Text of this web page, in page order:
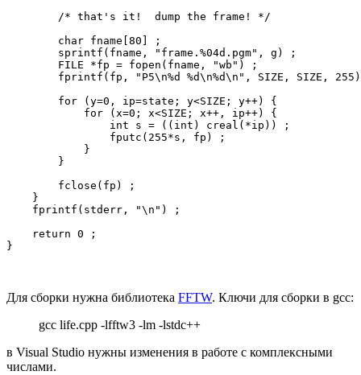
        /* that's it!  dump the frame! */
        char fname[80] ;
        sprintf(fname, "frame.%04d.pgm", g) ;
        FILE *fp = fopen(fname, "wb") ;
fprintf(fp, "P5\n%d %d\n%d\n", SIZE, SIZE,
        for (y=0, ip=state; y<SIZE; y++) {
            for (x=0; x<SIZE; x++, ip++) {
                int s = ((int) creal(*ip)) ;
                fputc(255*s, fp) ;
            }
        }
        fclose(fp) ;
    }
    fprintf(stderr, "\n") ;
    return 0 ;
}
Для сборки нужна библиотека FFTW. Ключи для сборки в gcc:
gcc life.cpp -lfftw3 -lm -lstdc++
в Visual Studio нужны изменения в работе с комплексными
числами.